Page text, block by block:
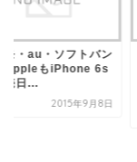
モ・au・ソフトバン
AppleもiPhone 6s
売日...
2015年9月8日